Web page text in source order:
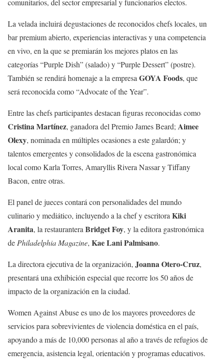
comunitarios, del sector empresarial y funcionarios electos.
La velada incluirá degustaciones de reconocidos chefs locales, un
bar premium abierto, experiencias interactivas y una competencia
en vivo, en la que se premiarán los mejores platos en las
categorías “Purple Dish” (salado) y “Purple Dessert” (postre).
También se rendirá homenaje a la empresa GOYA Foods, que
será reconocida como “Advocate of the Year”.
Entre las chefs participantes destacan figuras reconocidas como
Cristina Martínez, ganadora del Premio James Beard; Aimee
Olexy, nominada en múltiples ocasiones a este galardón; y
talentos emergentes y consolidados de la escena gastronómica
local como Karla Torres, Amaryllis Rivera Nassar y Tiffany
Bacon, entre otras.
El panel de jueces contará con personalidades del mundo
culinario y mediático, incluyendo a la chef y escritora Kiki
Aranita, la restaurantera Bridget Foy, y la editora gastronómica
de Philadelphia Magazine, Kae Lani Palmisano.
La directora ejecutiva de la organización, Joanna Otero-Cruz,
presentará una exhibición especial que recorre los 50 años de
impacto de la organización en la ciudad.
Women Against Abuse es uno de los mayores proveedores de
servicios para sobrevivientes de violencia doméstica en el país,
apoyando a más de 10,000 personas al año a través de refugios de
emergencia, asistencia legal, orientación y programas educativos.